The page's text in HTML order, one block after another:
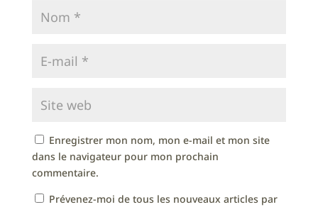
Enregistrer mon nom, mon e-mail et mon site
dans le navigateur pour mon prochain
commentaire.
Prévenez-moi de tous les nouveaux articles par